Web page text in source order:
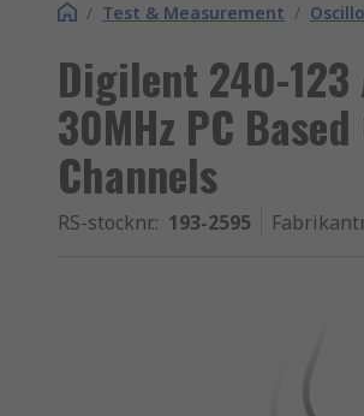
/ Test & Measurement /
Digilent 240-123
30MHz PC
Channels
RS-stocknr.: 193-2595